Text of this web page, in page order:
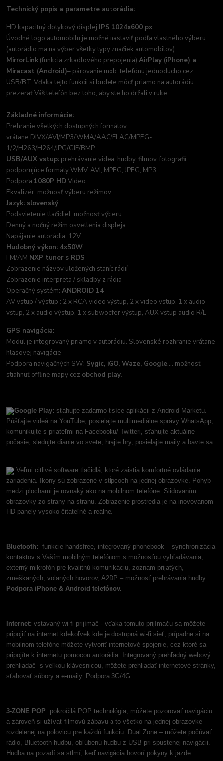
Technický popis a parametre autorádia:
HD kapacitný dotykový displej IPS 1024x600 px
Úvodné logo automobilu je možné nastaviť podľa vlastného výberu
(autorádio ma na výber všetky typy značiek automobilov).
MirrorLink (funkcia zrkadlového prepojenia)AirPlay (iPhone) a
Miracast (Android)– párovanie mob. telefónu jednoducho cez
USB/BT. Vďaka tejto funkcii si budete môcť priamo na autorádiu
prezerať Váš telefón bez toho, aby ste ho držali v ruke.
Základné informácie:
Prehranie všetkých dostupných formátov
vrátane DIVX/AVI/MP3/WMA/AAC/FLAC/MPEG-
1/2/H263/H264/JPG/GIF/BMP
USB/AUX vstup: prehrávanie videa, hudby, filmov, fotografií,
podporujúce formáty WMV, AVI, MPEG, JPEG, MP3
Podpora 1080P HDVideo
Ekvalizér: možnosť výberu režimov
Jazyk: slovenský
Podsvietenie tlačidiel: možnosť výberu
Denný a nočný režim osvetlenia displeja
Napájanie autorádia: 12V
Hudobný výkon: 4x50W
FM/AM NXP tuner s RDS
Zobrazenie názvov uložených staníc rádií
Zobrazenie interpreta / skladby z rádia
Operačný systém:ANDROID 14
AV vstup / výstup : 2 x RCA video výstup, 2 x video vstup, 1 x audio
vstup, 2 x audio výstup, 1 x subwoofer výstup, AUX vstup audio R/L
GPS navigácia:
Modul je integrovaný priamo v autorádiu. Slovenské rozhranie vrátane
hlasovej navigácie
Podpora navigačných SW: Sygic, iGO, Waze, Google,... možnosť
stiahnuť offline mapy cez obchod play.
Google Play: sťahujte zadarmo tisíce aplikácii z Android Marketu.
Púšťajte videá na YouTube, posielajte multimediálne správy WhatsApp,
komunikujte s priateľmi na Facebooku/ Twitteri, sťahujte aktuálne
počasie, sledujte dianie vo svete, hrajte hry, posielajte maily a bavte sa.
Veľmi citlivé software tlačidlá, ktoré zaistia komfortné ovládanie
zariadenia. Ikony sú zobrazené v stĺpcoch na jednej obrazovke. Pohyb
medzi plochami je rovnaký ako na mobilnom telefóne. Slidovaním
obrazovky zo strany na stranu. Zobrazenie prostredia je na inovovanom
HD panely vysoko čitateľné a reálne.
Bluetooth: funkcie handsfree, integrovaný phonebook – synchronizácia
kontaktov s Vaším mobilným telefónom s možnosťou vyhľadávania,
externý mikrofón pre kvalitnú komunikáciu, zoznam prijatých,
zmeškaných, volaných hovorov, A2DP – možnosť prehrávania hudby.
Podpora iPhone & Android telefónov.
Internet:vstavaný wi-fi prijímač - vďaka tomuto prijímaču sa môžete
pripojiť na internet kdekoľvek kde je dostupná wi-fi sieť, prípadne si na
mobilnom telefóne môžete vytvoriť internetové spojenie, cez ktoré sa
pripojíte k internetu pomocou autorádia. Integrovaný prehľadný webový
prehliadač s veľkou klávesnicou, môžete prehliadať internetové stránky,
sťahovať súbory a e-maily. Podpora 3G/4G.
3-ZONE POP: pokročilá POP technológia, môžete pozorovať navigáciu
a zároveň si užívať filmovú zábavu a to všetko na jednej obrazovke
rozdelenej na polovicu pre každú funkciu. Dual Zone – môžete počúvať
rádio, Bluetooth hudbu, obľúbenú hudbu z USB pri spustenej navigácii.
Hudba na pozadí sa stlmí, keď navigácia hovorí pokyny k jazde.